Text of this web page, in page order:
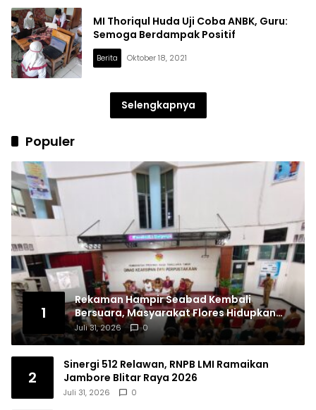
MI Thoriqul Huda Uji Coba ANBK, Guru:
Semoga Berdampak Positif
Berita Oktober 18, 2021
Selengkapnya
Populer
1
Rekaman Hampir Seabad Kembali
Bersuara, Masyarakat Flores Hidupkan
Lagi Ingatan Leluhur
Juli 31, 2026 0
2
Sinergi 512 Relawan, RNPB LMI Ramaikan
Jambore Blitar Raya 2026
Juli 31, 2026 0